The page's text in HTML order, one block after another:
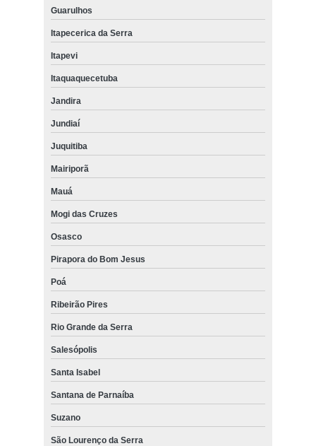
Guarulhos
Itapecerica da Serra
Itapevi
Itaquaquecetuba
Jandira
Jundiaí
Juquitiba
Mairiporã
Mauá
Mogi das Cruzes
Osasco
Pirapora do Bom Jesus
Poá
Ribeirão Pires
Rio Grande da Serra
Salesópolis
Santa Isabel
Santana de Parnaíba
Suzano
São Lourenço da Serra